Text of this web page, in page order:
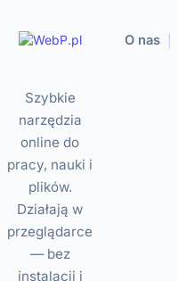
Szybkie
narzędzia
online do
pracy, nauki i
plików.
Działają w
przeglądarce
— bez
instalacji i
O nas